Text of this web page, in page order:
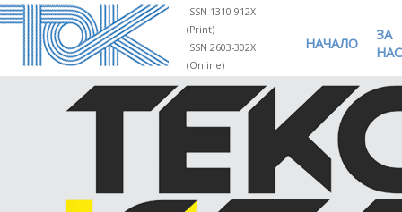
ISSN 1310-912X
(Print)
ISSN 2603-302X
(Online)
НАЧАЛО
ЗА
НАС